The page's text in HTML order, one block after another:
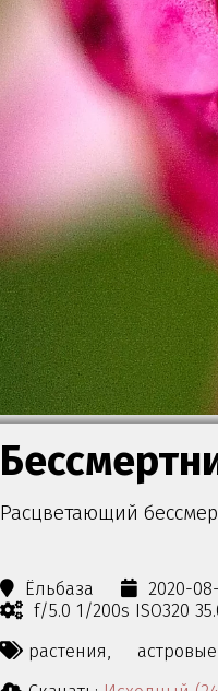
Расцветающий
Ёльбаза 2020-
f/5.0 1/200s ISO320
растения,
астровые,